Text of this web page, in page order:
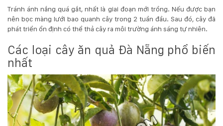
Tránh ánh nắng quá gắt, nhất là giai đoạn mới trồng. Nếu được bạn
nên bọc màng lưới bao quanh cây trong 2 tuần đầu. Sau đó, cây đã
phát triển ổn định có thể thả cây ra môi trường ánh sáng tự nhiên.
Các loại cây ăn quả Đà Nẵng phổ biến
nhất